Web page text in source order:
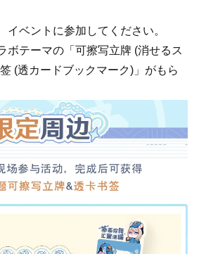
イベントに参加してください。
ボテーマの「可擦写立牌 (消せるス
(透カードブックマーク)」がもら